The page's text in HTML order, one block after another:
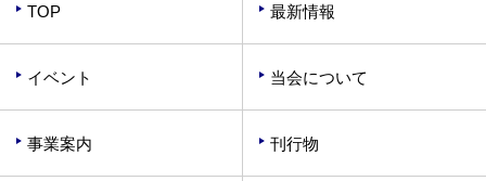
TOP 最新情報
イベント 当会について
事業案内 刊行物